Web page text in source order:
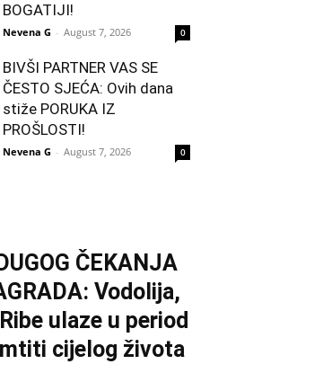
BOGATIJI!
Nevena G - August 7, 2026 0
BIVŠI PARTNER VAS SE
ČESTO SJEĆA: Ovih dana
stiže PORUKA IZ
PROŠLOSTI!
Nevena G - August 7, 2026 0
ČEKANJA
Vodolija,
ulaze u period
cijelog života